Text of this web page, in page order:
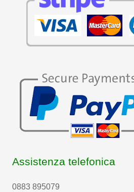
Assistenza telefonica
0883 895079